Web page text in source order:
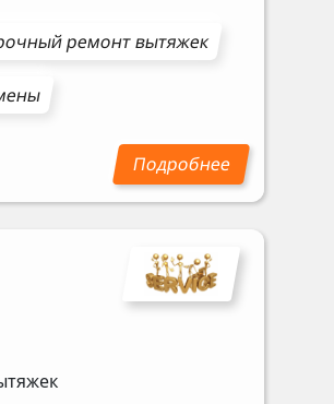
ремонтвытяжек